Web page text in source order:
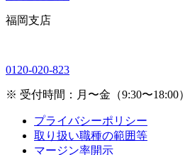
福岡支店
0120-020-823
※ 受付時間：月〜金（9:30〜18:00）
プライバシーポリシー
取り扱い職種の範囲等
マージン率開示